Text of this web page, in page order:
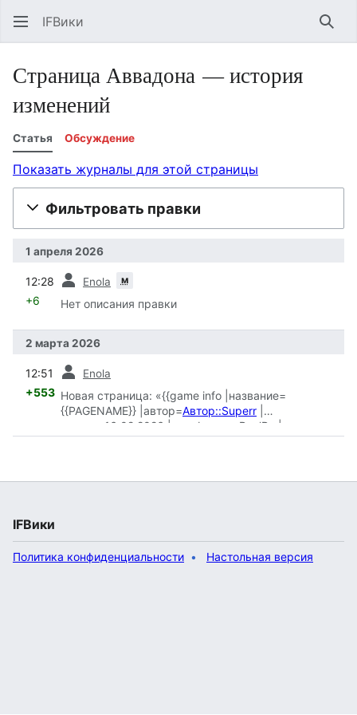
IFВики
Страница Аввадона — история
изменений
Статья Обсуждение
Показать журналы для этой страницы
Фильтровать правки
1 апреля 2026
12:28 Enola м
+6 Нет описания правки
2 марта 2026
12:51 Enola
+553 Новая страница: «{{game info |название=
{{PAGENAME}} |автор=Автор::Superr
вышла=16.02.2026 |платформа=Ren'Py |
IFВики
Политика конфиденциальности Настольная версия